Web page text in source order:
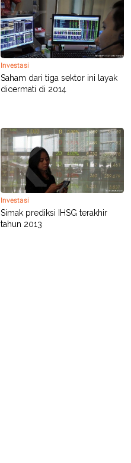
Investasi
Saham dari tiga sektor ini layak
dicermati di 2014
Investasi
Simak prediksi IHSG terakhir
tahun 2013